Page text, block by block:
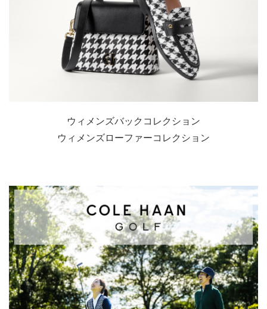
ウィメンズバックコレクション
ウィメンズローファーコレクション